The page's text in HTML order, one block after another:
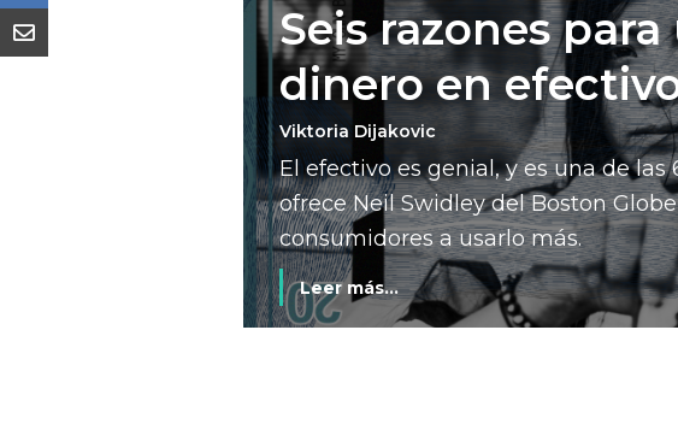
Seis razones
dinero en
Viktoria Dijakovic
El efectivo es genial, y es una de las
ofrece Neil Swidley del Boston
consumidores a usarlo más.
Leer más...